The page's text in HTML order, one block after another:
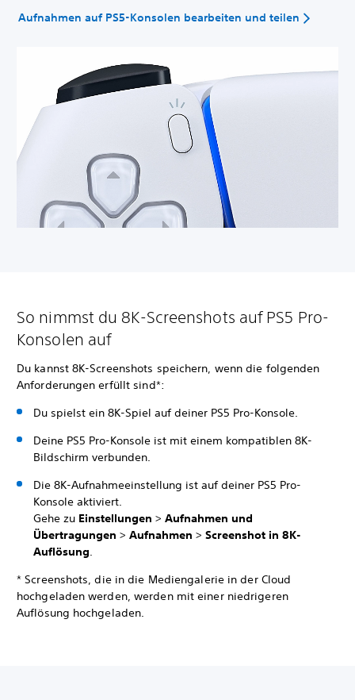
Aufnahmen auf PS5-Konsolen bearbeiten und teilen
So nimmst du 8K-Screenshots auf PS5 Pro-
Konsolen auf
Du kannst 8K-Screenshots speichern, wenn die folgenden
Anforderungen erfüllt sind*:
Du spielst ein 8K-Spiel auf deiner PS5 Pro-Konsole.
Deine PS5 Pro-Konsole ist mit einem kompatiblen 8K-
Bildschirm verbunden.
Die 8K-Aufnahmeeinstellung ist auf deiner PS5 Pro-
Konsole aktiviert.
Gehe zu Einstellungen > Aufnahmen und
Übertragungen > Aufnahmen > Screenshot in 8K-
Auflösung.
* Screenshots, die in die Mediengalerie in der Cloud
hochgeladen werden, werden mit einer niedrigeren
Auflösung hochgeladen.